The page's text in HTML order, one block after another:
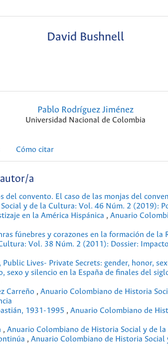
David Bushnell
Pablo Rodríguez Jiménez
Universidad Nacional de Colombia
Cómo citar
a
del convento. El caso de las monjas del
y de la Cultura: Vol. 46 Núm. 2 (2019):
en la América Hispánica , Anuario
fúnebres y corazones en la formación de la
Vol. 38 Núm. 2 (2011): Dossier:
Public Lives- Private Secrets: gender, honor,
sexo y silencio en la España de finales del
Carreño , Anuario Colombiano de Historia
1931-1995 , Anuario Colombiano de
, Anuario Colombiano de Historia Social y de
, Anuario Colombiano de Historia